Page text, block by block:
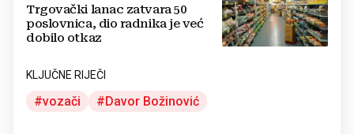
Trgovački lanac zatvara 50
poslovnica, dio radnika je već
dobilo otkaz
KLJUČNE RIJEČI
vozači Davor Božinović